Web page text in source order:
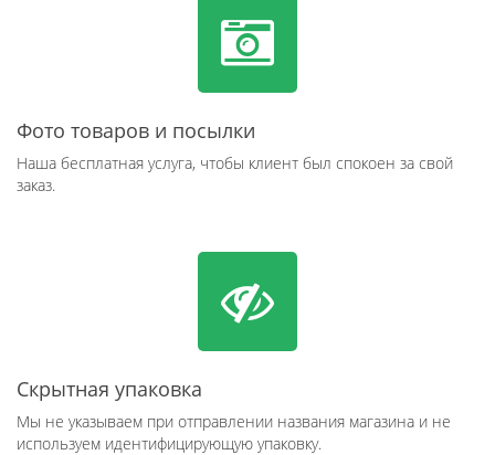
Фото товаров и посылки
Наша бесплатная услуга, чтобы клиент был спокоен за свой
заказ.
Скрытная упаковка
Мы не указываем при отправлении названия магазина и не
используем идентифицирующую упаковку.